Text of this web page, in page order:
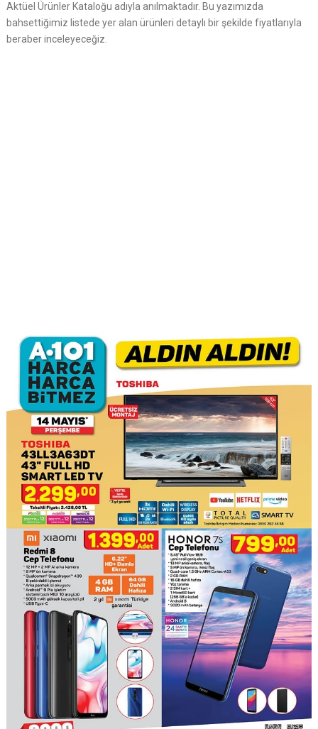
Aktüel Ürünler Kataloğu adıyla anılmaktadır. Bu yazımızda
bahsettiğimiz listede yer alan ürünleri detaylı bir şekilde fiyatlarıyla
beraber inceleyeceğiz.